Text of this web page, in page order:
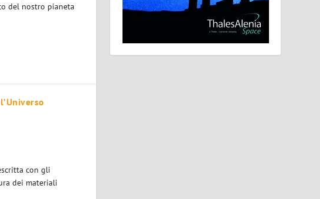
del nostro pianeta
con gli
dei materiali